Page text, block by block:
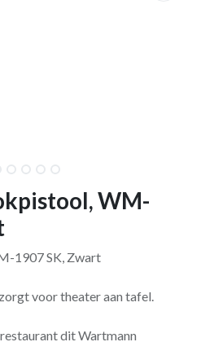
WM-
1907 SK, Zwart
voor theater aan tafel.
dit Wartmann